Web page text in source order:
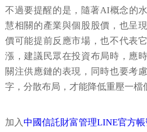
不過要提醒的是，隨著AI概念的
慧相關的產業與個股股價，也呈
價可能提前反應市場，也不代表
漲，建議民眾在投資布局時，應
關注供應鏈的表現，同時也要考
字，分散布局，才能降低重壓一檔
加入 中國信託財富管理LINE官方